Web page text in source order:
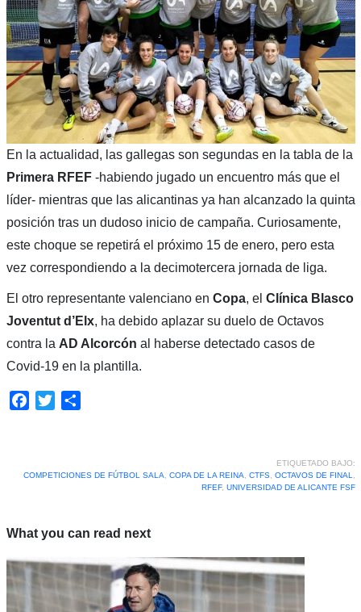
En la actualidad, las gallegas son segundas en la tabla de la
Primera RFEF -habiendo jugado un encuentro más que el
líder- mientras que las alicantinas ya han alcanzado la quinta
posición tras un dudoso inicio de campaña. Curiosamente,
este choque se repetirá el próximo 15 de enero, pero esta
vez correspondiendo a la decimotercera jornada de liga.
El otro representante valenciano en Copa, el Clínica Blasco
Joventut d’Elx, ha debido aplazar su duelo de Octavos
contra la AD Alcorcón al haberse detectado casos de
Covid-19 en la plantilla.
Facebook
Twitter
ETIQUETADO BAJO:
COMPETICIONES DE FÚTBOL SALA, COPA DE LA REINA, CTFS, OCTAVOS DE FINAL,
RFEF, UNIVERSIDAD DE ALICANTE FSF
What you can read next